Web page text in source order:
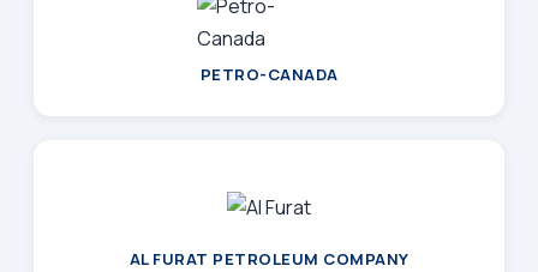
PETRO-CANADA
AL FURAT PETROLEUM COMPANY